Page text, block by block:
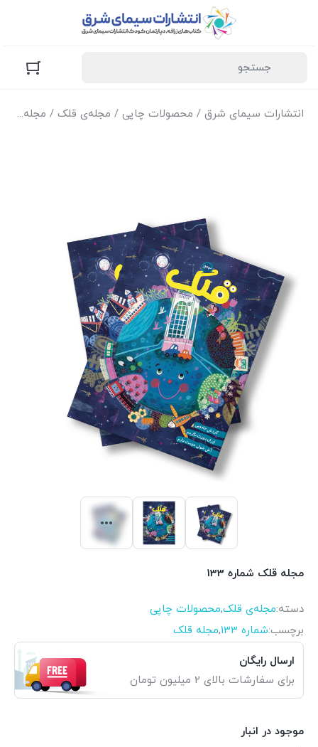
انتشارات سیمای شرق / محصولات چاپی / مجله‌ی قلک / مجله قلک شماره 133
مجله قلک شماره 133
دسته:مجله‌ی قلک,محصولات چاپی
برچسب:شماره 133 ,مجله قلک
ارسال رایگان
برای سفارشات بالای 2 میلیون تومان
موجود در انبار